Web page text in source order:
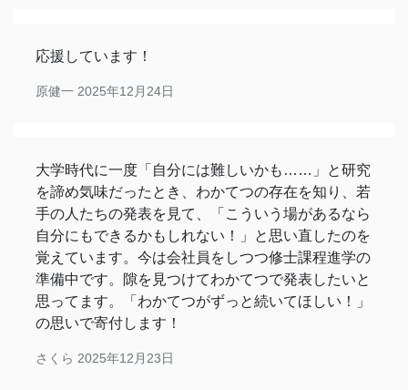
応援しています！
原健一 2025年12月24日
大学時代に一度「自分には難しいかも……」と研究
を諦め気味だったとき、わかてつの存在を知り、若
手の人たちの発表を見て、「こういう場があるなら
自分にもできるかもしれない！」と思い直したのを
覚えています。今は会社員をしつつ修士課程進学の
準備中です。隙を見つけてわかてつで発表したいと
思ってます。「わかてつがずっと続いてほしい！」
の思いで寄付します！
さくら 2025年12月23日